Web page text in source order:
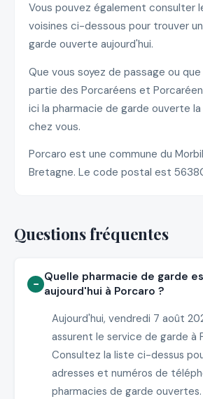
Vous pouvez également consulter
voisines ci-dessous pour trouver
garde ouverte aujourd'hui.
Que vous soyez de passage ou
partie des Porcaréens et
ici la pharmacie de garde ouverte
chez vous.
Porcaro est une commune du
Bretagne. Le code postal est
Questions fréquentes
Quelle pharmacie de garde
aujourd'hui à Porcaro ?
Aujourd'hui, vendredi 7 août
assurent le service de garde à
Consultez la liste ci-dessus
adresses et numéros de
pharmacies de garde ouvertes.